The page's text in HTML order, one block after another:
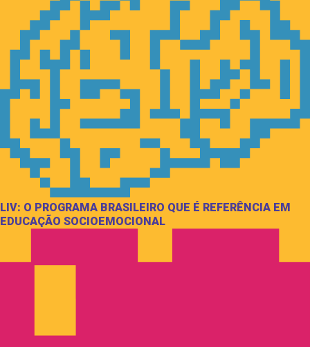
LIV: O PROGRAMA BRASILEIRO QUE É REFERÊNCIA EM
EDUCAÇÃO SOCIOEMOCIONAL